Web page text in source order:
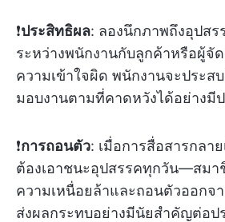
❗️ประสิทธิผล: ลองนึกภาพถึงอุปสร
ระหว่างพนักงานกับลูกค้าหรือผู้จั
ความเข้าใจผิด พนักงานจะประส
มอบงานตามที่คาดหวังได้อย่างมี
❗️การถอนตัว: เมื่อการสื่อสารกลา
ต้องเอาชนะอุปสรรคทุกวัน—สมา
ความเหนื่อยล้าและถอนตัวออกจ
ส่งผลกระทบอย่างมีนัยสำคัญต่อป